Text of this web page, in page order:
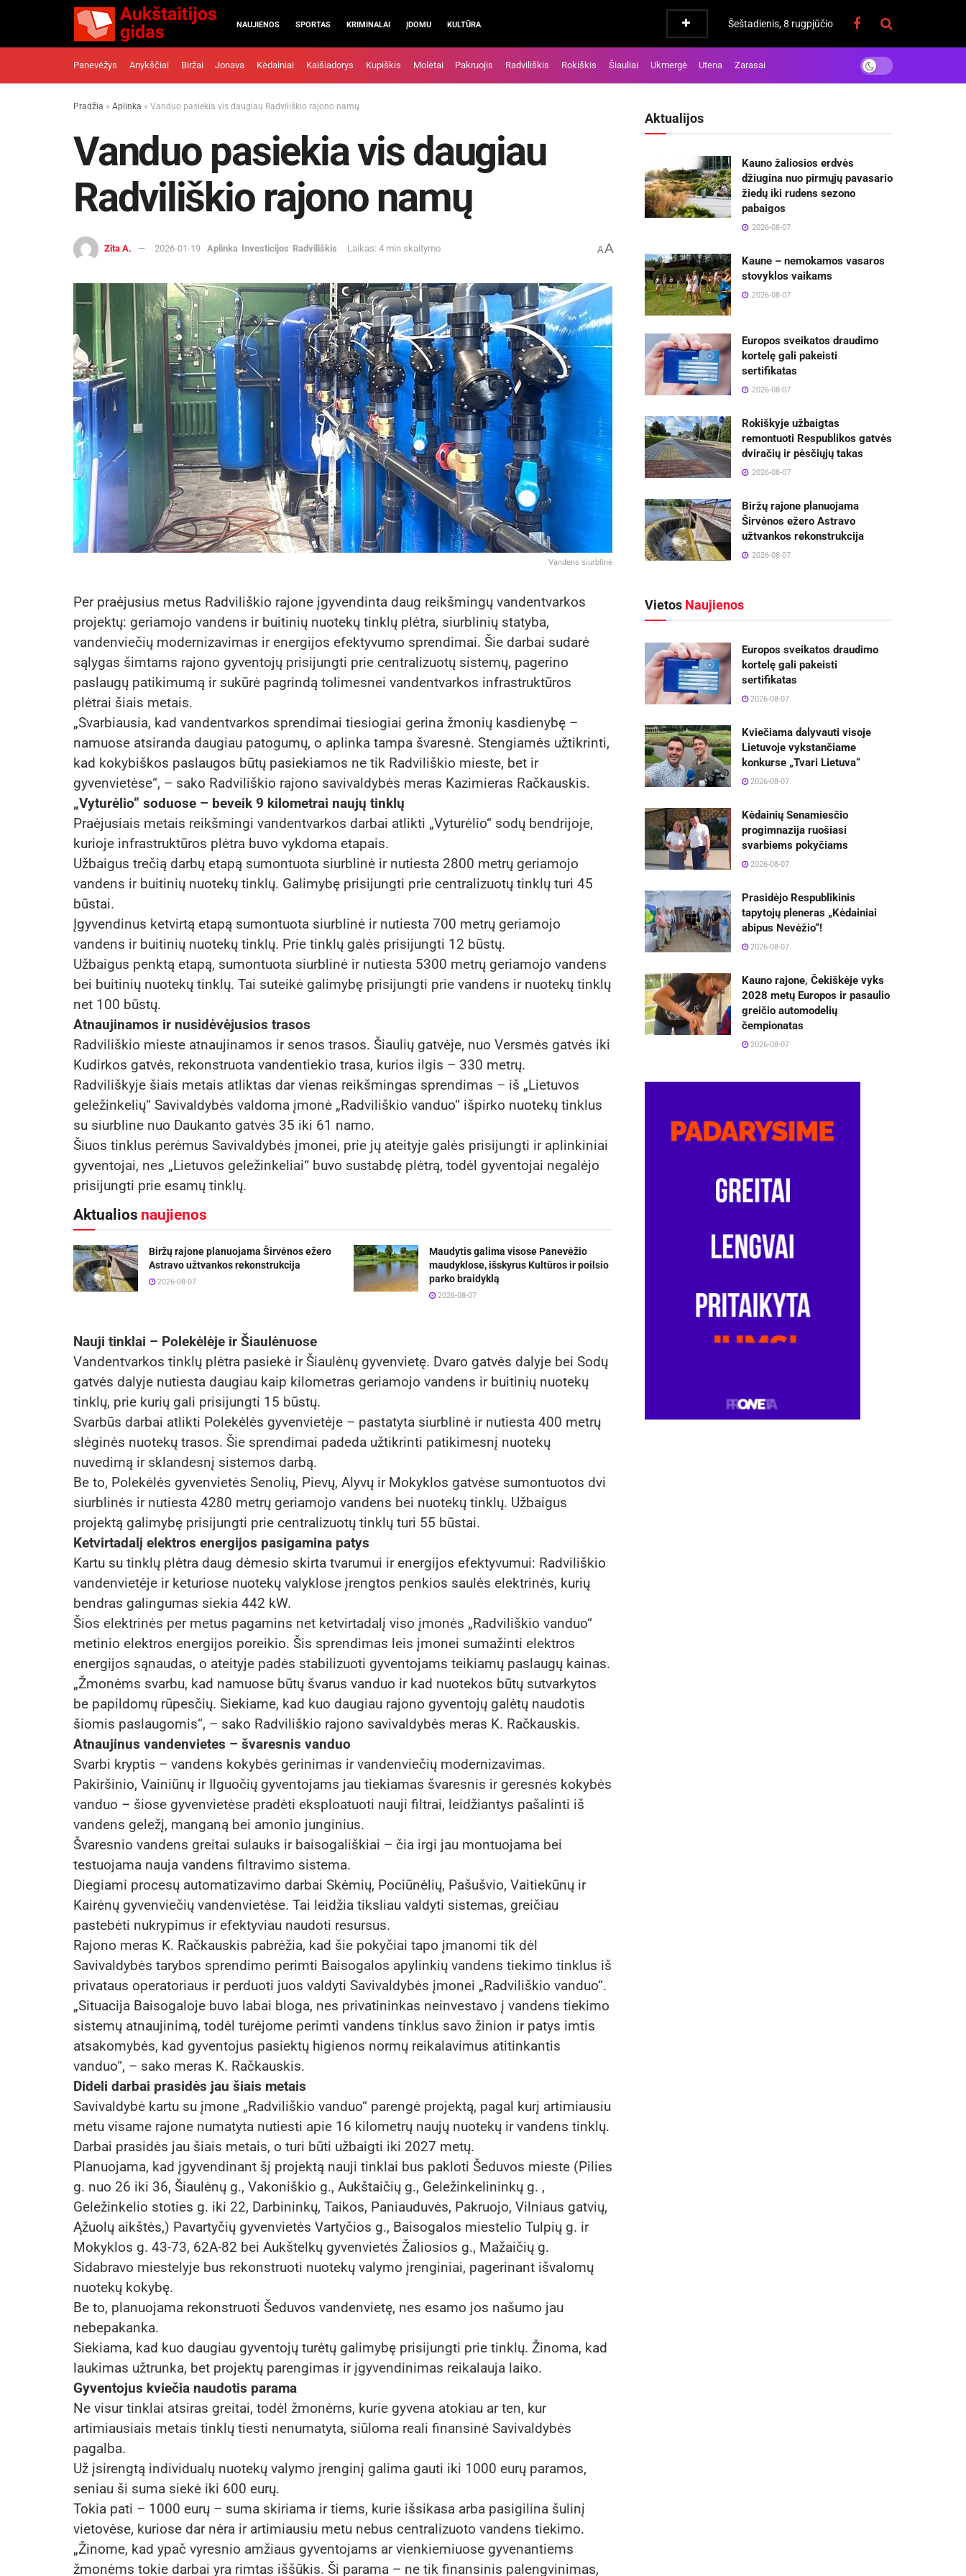
NAUJIENOS SPORTAS KRIMINALAI ĮDOMU KULTŪRA Šeštadienis, 8 rugpjūčio
Panevėžys Anykščiai Biržai Jonava Kėdainiai Kaišiadorys Kupiškis Molėtai Pakruojis Radviliškis Rokiškis Šiauliai Ukmergė Utena Zarasai
Pradžia » Aplinka » Vanduo pasiekia vis daugiau Radviliškio rajono namų
Vanduo pasiekia vis daugiau
Radviliškio rajono namų
Zita A. 2026-01-19 Aplinka Investicijos Radviliškis Laikas: 4 min skaitymo AA
Vandens siurblinė
Per praėjusius metus Radviliškio rajone įgyvendinta daug reikšmingų vandentvarkos
projektų: geriamojo vandens ir buitinių nuotekų tinklų plėtra, siurblinių statyba,
vandenviečių modernizavimas ir energijos efektyvumo sprendimai. Šie darbai sudarė
sąlygas šimtams rajono gyventojų prisijungti prie centralizuotų sistemų, pagerino
paslaugų patikimumą ir sukūrė pagrindą tolimesnei vandentvarkos infrastruktūros
plėtrai šiais metais.
„Svarbiausia, kad vandentvarkos sprendimai tiesiogiai gerina žmonių kasdienybę –
namuose atsiranda daugiau patogumų, o aplinka tampa švaresnė. Stengiamės užtikrinti,
kad kokybiškos paslaugos būtų pasiekiamos ne tik Radviliškio mieste, bet ir
gyvenvietėse“, – sako Radviliškio rajono savivaldybės meras Kazimieras Račkauskis.
„Vyturėlio“ soduose – beveik 9 kilometrai naujų tinklų
Praėjusiais metais reikšmingi vandentvarkos darbai atlikti „Vyturėlio“ sodų bendrijoje,
kurioje infrastruktūros plėtra buvo vykdoma etapais.
Užbaigus trečią darbų etapą sumontuota siurblinė ir nutiesta 2800 metrų geriamojo
vandens ir buitinių nuotekų tinklų. Galimybę prisijungti prie centralizuotų tinklų turi 45
būstai.
Įgyvendinus ketvirtą etapą sumontuota siurblinė ir nutiesta 700 metrų geriamojo
vandens ir buitinių nuotekų tinklų. Prie tinklų galės prisijungti 12 būstų.
Užbaigus penktą etapą, sumontuota siurblinė ir nutiesta 5300 metrų geriamojo vandens
bei buitinių nuotekų tinklų. Tai suteikė galimybę prisijungti prie vandens ir nuotekų tinklų
net 100 būstų.
Atnaujinamos ir nusidėvėjusios trasos
Radviliškio mieste atnaujinamos ir senos trasos. Šiaulių gatvėje, nuo Versmės gatvės iki
Kudirkos gatvės, rekonstruota vandentiekio trasa, kurios ilgis – 330 metrų.
Radviliškyje šiais metais atliktas dar vienas reikšmingas sprendimas – iš „Lietuvos
geležinkelių“ Savivaldybės valdoma įmonė „Radviliškio vanduo“ išpirko nuotekų tinklus
su siurbline nuo Daukanto gatvės 35 iki 61 namo.
Šiuos tinklus perėmus Savivaldybės įmonei, prie jų ateityje galės prisijungti ir aplinkiniai
gyventojai, nes „Lietuvos geležinkeliai“ buvo sustabdę plėtrą, todėl gyventojai negalėjo
prisijungti prie esamų tinklų.
Aktualios naujienos
Biržų rajone planuojama Širvėnos ežero
Astravo užtvankos rekonstrukcija
2026-08-07
Maudytis galima visose Panevėžio
maudyklose, išskyrus Kultūros ir poilsio
parko braidyklą
2026-08-07
Nauji tinklai – Polekėlėje ir Šiaulėnuose
Vandentvarkos tinklų plėtra pasiekė ir Šiaulėnų gyvenvietę. Dvaro gatvės dalyje bei Sodų
gatvės dalyje nutiesta daugiau kaip kilometras geriamojo vandens ir buitinių nuotekų
tinklų, prie kurių gali prisijungti 15 būstų.
Svarbūs darbai atlikti Polekėlės gyvenvietėje – pastatyta siurblinė ir nutiesta 400 metrų
slėginės nuotekų trasos. Šie sprendimai padeda užtikrinti patikimesnį nuotekų
nuvedimą ir sklandesnį sistemos darbą.
Be to, Polekėlės gyvenvietės Senolių, Pievų, Alyvų ir Mokyklos gatvėse sumontuotos dvi
siurblinės ir nutiesta 4280 metrų geriamojo vandens bei nuotekų tinklų. Užbaigus
projektą galimybę prisijungti prie centralizuotų tinklų turi 55 būstai.
Ketvirtadalį elektros energijos pasigamina patys
Kartu su tinklų plėtra daug dėmesio skirta tvarumui ir energijos efektyvumui: Radviliškio
vandenvietėje ir keturiose nuotekų valyklose įrengtos penkios saulės elektrinės, kurių
bendras galingumas siekia 442 kW.
Šios elektrinės per metus pagamins net ketvirtadalį viso įmonės „Radviliškio vanduo“
metinio elektros energijos poreikio. Šis sprendimas leis įmonei sumažinti elektros
energijos sąnaudas, o ateityje padės stabilizuoti gyventojams teikiamų paslaugų kainas.
„Žmonėms svarbu, kad namuose būtų švarus vanduo ir kad nuotekos būtų sutvarkytos
be papildomų rūpesčių. Siekiame, kad kuo daugiau rajono gyventojų galėtų naudotis
šiomis paslaugomis“, – sako Radviliškio rajono savivaldybės meras K. Račkauskis.
Atnaujinus vandenvietes – švaresnis vanduo
Svarbi kryptis – vandens kokybės gerinimas ir vandenviečių modernizavimas.
Pakiršinio, Vainiūnų ir Ilguočių gyventojams jau tiekiamas švaresnis ir geresnės kokybės
vanduo – šiose gyvenvietėse pradėti eksploatuoti nauji filtrai, leidžiantys pašalinti iš
vandens geležį, manganą bei amonio junginius.
Švaresnio vandens greitai sulauks ir baisogališkiai – čia irgi jau montuojama bei
testuojama nauja vandens filtravimo sistema.
Diegiami procesų automatizavimo darbai Skėmių, Pociūnėlių, Pašušvio, Vaitiekūnų ir
Kairėnų gyvenviečių vandenvietėse. Tai leidžia tiksliau valdyti sistemas, greičiau
pastebėti nukrypimus ir efektyviau naudoti resursus.
Rajono meras K. Račkauskis pabrėžia, kad šie pokyčiai tapo įmanomi tik dėl
Savivaldybės tarybos sprendimo perimti Baisogalos apylinkių vandens tiekimo tinklus iš
privataus operatoriaus ir perduoti juos valdyti Savivaldybės įmonei „Radviliškio vanduo“.
„Situacija Baisogaloje buvo labai bloga, nes privatininkas neinvestavo į vandens tiekimo
sistemų atnaujinimą, todėl turėjome perimti vandens tinklus savo žinion ir patys imtis
atsakomybės, kad gyventojus pasiektų higienos normų reikalavimus atitinkantis
vanduo“, – sako meras K. Račkauskis.
Dideli darbai prasidės jau šiais metais
Savivaldybė kartu su įmone „Radviliškio vanduo“ parengė projektą, pagal kurį artimiausiu
metu visame rajone numatyta nutiesti apie 16 kilometrų naujų nuotekų ir vandens tinklų.
Darbai prasidės jau šiais metais, o turi būti užbaigti iki 2027 metų.
Planuojama, kad įgyvendinant šį projektą nauji tinklai bus pakloti Šeduvos mieste (Pilies
g. nuo 26 iki 36, Šiaulėnų g., Vakoniškio g., Aukštaičių g., Geležinkelininkų g. ,
Geležinkelio stoties g. iki 22, Darbininkų, Taikos, Paniauduvės, Pakruojo, Vilniaus gatvių,
Ąžuolų aikštės,) Pavartyčių gyvenvietės Vartyčios g., Baisogalos miestelio Tulpių g. ir
Mokyklos g. 43-73, 62A-82 bei Aukštelkų gyvenvietės Žaliosios g., Mažaičių g.
Sidabravo miestelyje bus rekonstruoti nuotekų valymo įrenginiai, pagerinant išvalomų
nuotekų kokybę.
Be to, planuojama rekonstruoti Šeduvos vandenvietę, nes esamo jos našumo jau
nebepakanka.
Siekiama, kad kuo daugiau gyventojų turėtų galimybę prisijungti prie tinklų. Žinoma, kad
laukimas užtrunka, bet projektų parengimas ir įgyvendinimas reikalauja laiko.
Gyventojus kviečia naudotis parama
Ne visur tinklai atsiras greitai, todėl žmonėms, kurie gyvena atokiau ar ten, kur
artimiausiais metais tinklų tiesti nenumatyta, siūloma reali finansinė Savivaldybės
pagalba.
Už įsirengtą individualų nuotekų valymo įrenginį galima gauti iki 1000 eurų paramos,
seniau ši suma siekė iki 600 eurų.
Tokia pati – 1000 eurų – suma skiriama ir tiems, kurie išsikasa arba pasigilina šulinį
vietovėse, kuriose dar nėra ir artimiausiu metu nebus centralizuoto vandens tiekimo.
„Žinome, kad ypač vyresnio amžiaus gyventojams ar vienkiemiuose gyvenantiems
žmonėms tokie darbai yra rimtas iššūkis. Ši parama – ne tik finansinis palengvinimas,
Aktualijos
Kauno žaliosios erdvės
džiugina nuo pirmųjų pavasario
žiedų iki rudens sezono
pabaigos
2026-08-07
Kaune – nemokamos vasaros
stovyklos vaikams
2026-08-07
Europos sveikatos draudimo
kortelę gali pakeisti
sertifikatas
2026-08-07
Rokiškyje užbaigtas
remontuoti Respublikos gatvės
dviračių ir pėsčiųjų takas
2026-08-07
Biržų rajone planuojama
Širvėnos ežero Astravo
užtvankos rekonstrukcija
2026-08-07
Vietos Naujienos
Europos sveikatos draudimo
kortelę gali pakeisti
sertifikatas
2026-08-07
Kviečiama dalyvauti visoje
Lietuvoje vykstančiame
konkurse „Tvari Lietuva“
2026-08-07
Kėdainių Senamiesčio
progimnazija ruošiasi
svarbiems pokyčiams
2026-08-07
Prasidėjo Respublikinis
tapytojų pleneras „Kėdainiai
abipus Nevėžio“!
2026-08-07
Kauno rajone, Čekiškėje vyks
2028 metų Europos ir pasaulio
greičio automodelių
čempionatas
2026-08-07